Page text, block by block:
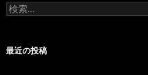
稿
検
索:
最近の投稿